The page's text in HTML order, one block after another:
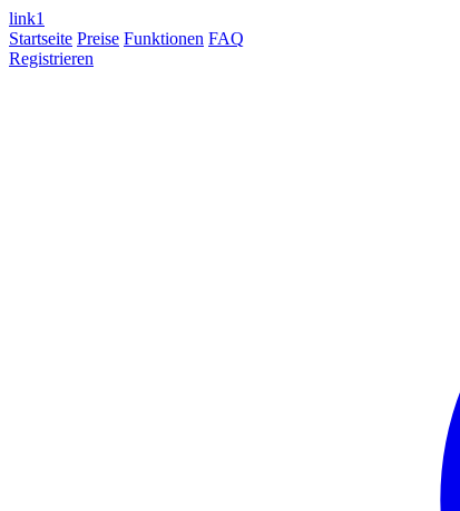
link1
Startseite Preise Funktionen FAQ
Registrieren